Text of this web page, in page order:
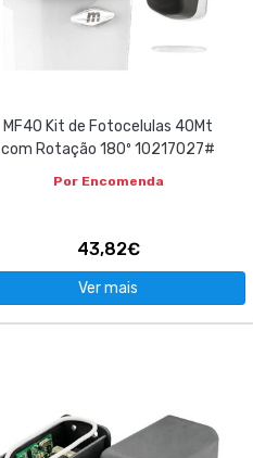
MF40 Kit de Fotocelulas 40Mt
com Rotação 180º 10217027#
Por Encomenda
43,82€
Ver mais